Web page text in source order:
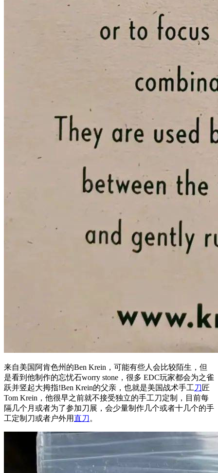
来自美国阿肯色州的Ben Krein，可能有些人会比较陌生，但
是看到他制作的忘忧石worry stone，很多 EDC玩家都会为之雀
跃并竖起大拇指!Ben Krein的父亲，也就是美国战术手工刀 匠
Tom Krein，他很早之前就不接受独立的手工刀定制，目前每
隔几个月或者为了参加刀展，会少量制作几个或者十几个的手
工定制刀或者户外用直刀 。